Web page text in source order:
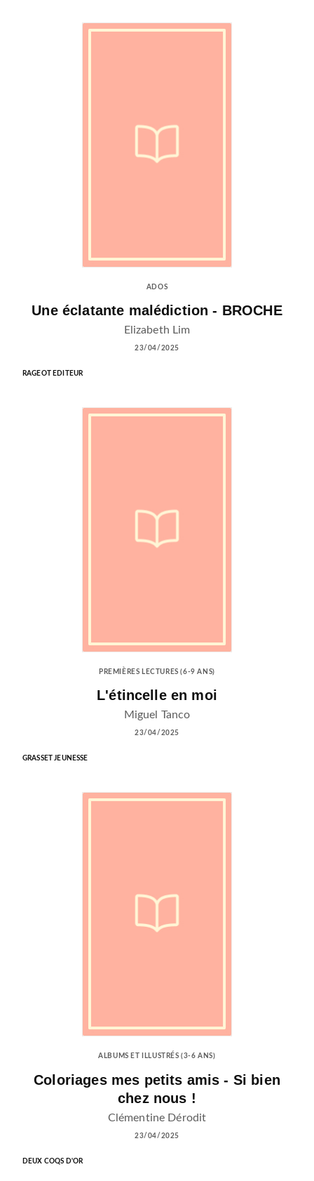
ADOS
Une éclatante malédiction - BROCHE
Elizabeth Lim
23/04/2025
RAGEOT EDITEUR
PREMIÈRES LECTURES (6-9 ANS)
L'étincelle en moi
Miguel Tanco
23/04/2025
GRASSET JEUNESSE
ALBUMS ET ILLUSTRÉS (3-6 ANS)
Coloriages mes petits amis - Si bien
chez nous !
Clémentine Dérodit
23/04/2025
DEUX COQS D'OR